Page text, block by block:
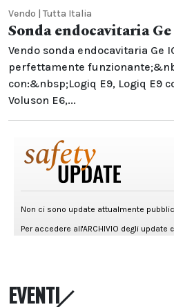
Vendo | Tutta Italia
Sonda endocavitaria
Vendo sonda endocavitaria Ge
perfettamente
con:&nbsp;Logiq E9, Logiq E9
Voluson E6,...
EVENTI